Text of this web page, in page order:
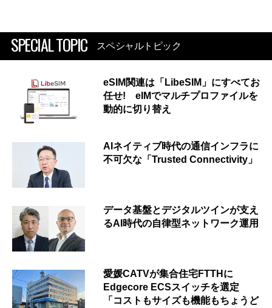
SPECIAL TOPIC スペシャルトピック
eSIM関連は「LibeSIM」にすべてお
任せ! eIMでマルチプロファイルを
動的に切り替え
AIネイティブ時代の通信インフラに
不可欠な「Trusted Connectivity」
データ基盤とデジタルツインが支え
るAI時代の自律型ネットワーク運用
愛媛CATVが集合住宅FTTHに
Edgecore ECSスイッチを選定
「コストもサイズも機能もちょうど